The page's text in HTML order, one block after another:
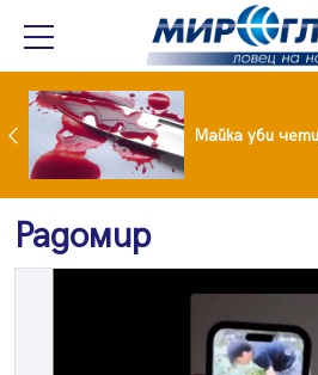
Проф.Кантарджиев: Пазете се от комарите и полово предаваните инфекции
Радомир